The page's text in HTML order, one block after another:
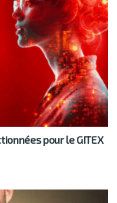
pour le GITEX